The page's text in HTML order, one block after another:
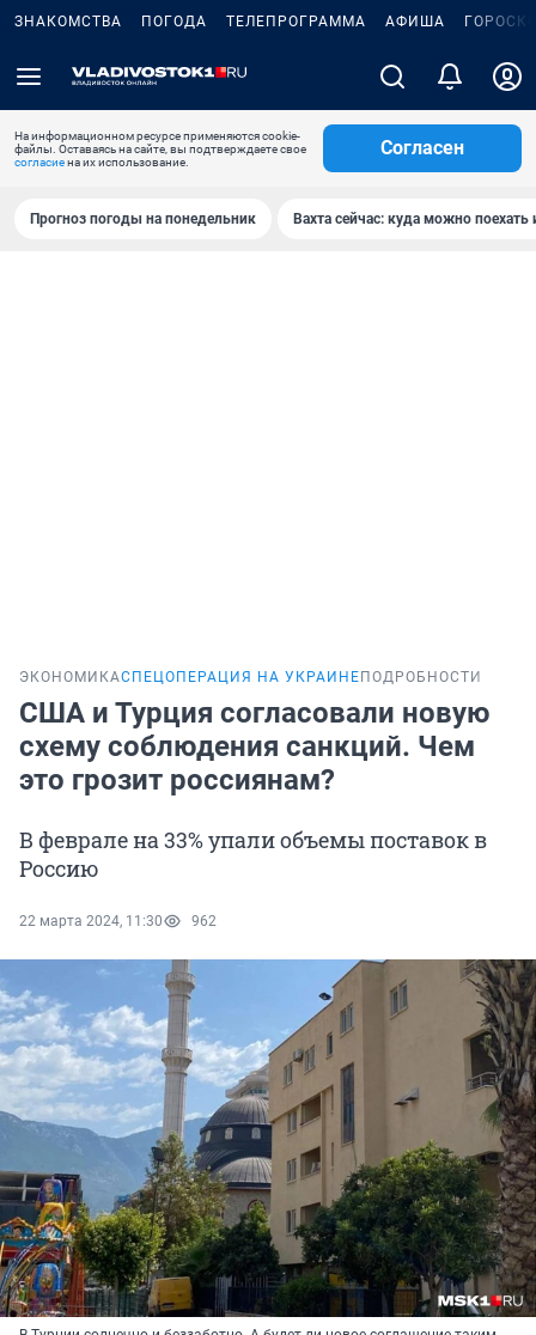
ЗНАКОМСТВА ПОГОДА ТЕЛЕПРОГРАММА АФИША
На информационном ресурсе применяются cookie-
файлы. Оставаясь на сайте, вы подтверждаете свое
согласиена их использование.
Согласен
Прогноз погоды на понедельник Вахта сейчас: куда можно поехать
ЭКОНОМИКАСПЕЦОПЕРАЦИЯ НА УКРАИНЕ ПОДРОБНОСТИ
США и Турция согласовали новую
схему соблюдения санкций. Чем
это грозит россиянам?
В феврале на 33% упали объемы поставок в
Россию
22 марта 2024, 11:30 962